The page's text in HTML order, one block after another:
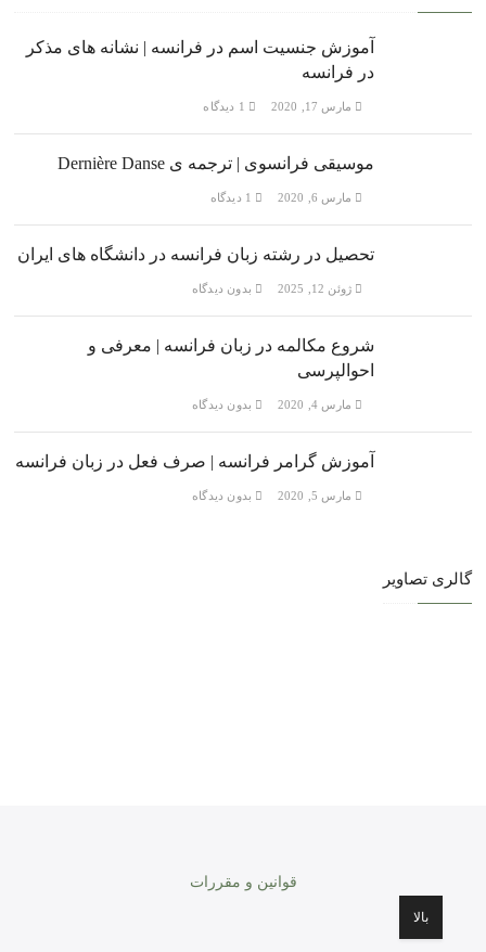
آموزش جنسیت اسم در فرانسه | نشانه های مذکر
در فرانسه
مارس 17, 2020
موسیقی فرانسوی | ترجمه ی Dernière Danse
مارس 6, 2020
تحصیل در رشته زبان فرانسه در دانشگاه های ایران
ژوئن 12, 2025 بدون دیدگاه
شروع مکالمه در زبان فرانسه | معرفی و
احوالپرسی
مارس 4, 2020 بدون دیدگاه
آموزش گرامر فرانسه | صرف فعل در زبان فرانسه
مارس 5, 2020 بدون دیدگاه
گالری تصاویر
قوانین و مقررات
بالا